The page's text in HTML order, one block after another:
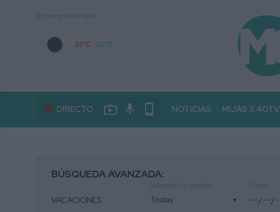
23°C 20°C
DIRECTO live_tv mic phone_android NOTICIAS MIJAS 3.40TV
BÚSQUEDA AVANZADA:
▼